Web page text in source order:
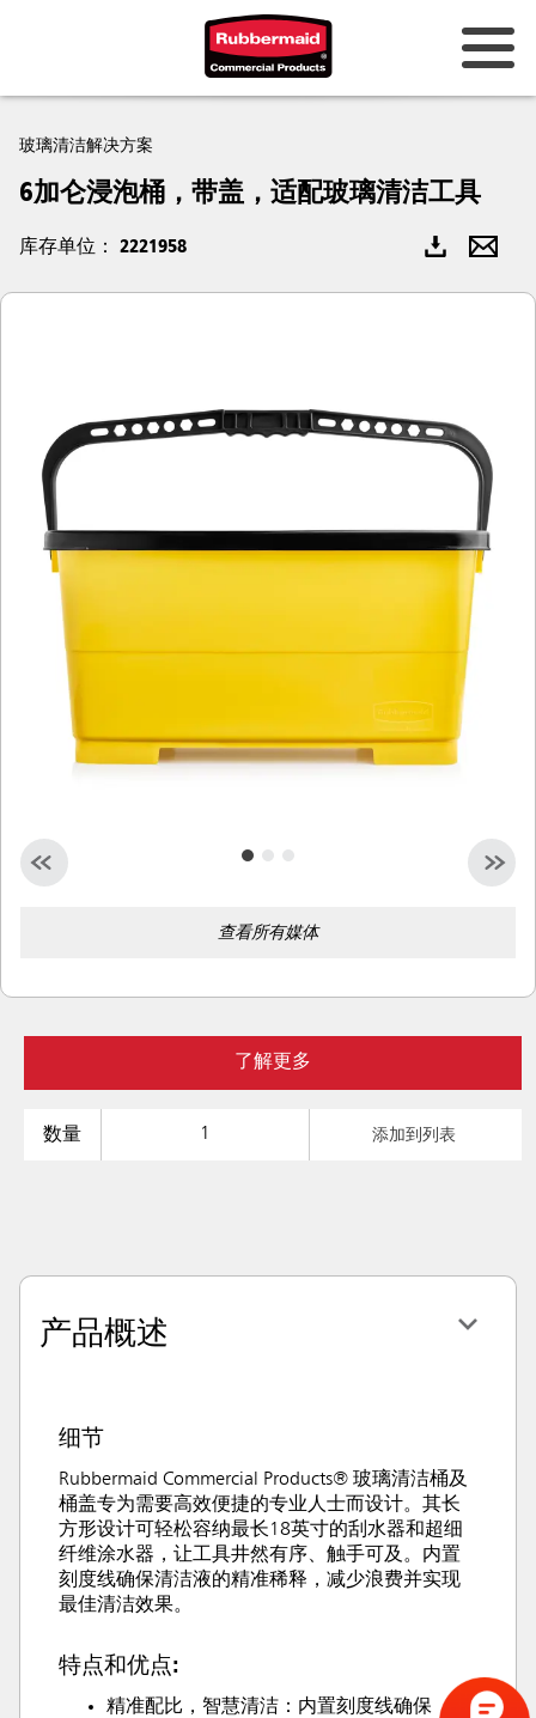
玻璃清洁解决方案
6加仑浸泡桶，带盖，适配玻璃清洁工具
库存单位： 2221958
查看所有媒体
了解更多
数量 添加到列表
产品概述
细节
Rubbermaid Commercial Products® 玻璃清洁桶及
桶盖专为需要高效便捷的专业人士而设计。其长
方形设计可轻松容纳最长18英寸的刮水器和超细
纤维涂水器，让工具井然有序、触手可及。内置
刻度线确保清洁液的精准稀释，减少浪费并实现
最佳清洁效果。
特点和优点:
精准配比，智慧清洁：内置刻度线确保